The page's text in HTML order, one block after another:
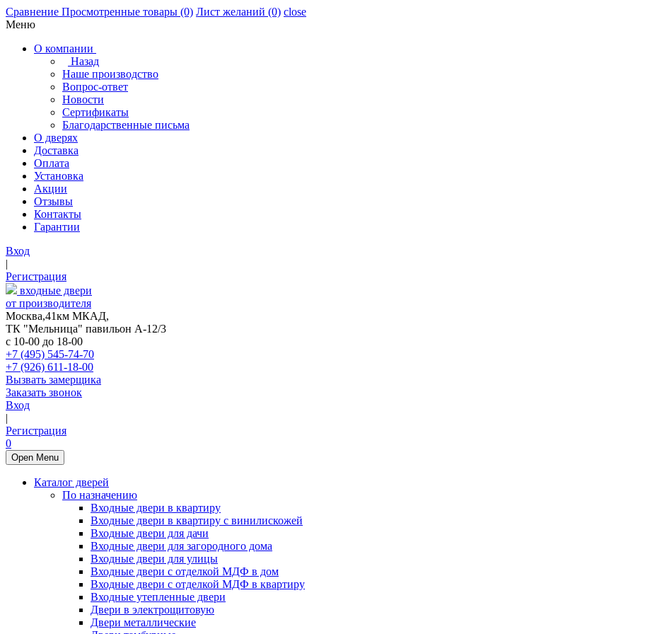
Сравнение Просмотренные товары (0) Лист желаний (0) close
Меню
О компании
Назад
Наше производство
Вопрос-ответ
Новости
Сертификаты
Благодарственные письма
О дверях
Доставка
Оплата
Установка
Акции
Отзывы
Контакты
Гарантии
Вход
|
Регистрация
входные двери
от производителя
Москва,41км МКАД,
ТК "Мельница" павильон А-12/3
с 10-00 до 18-00
+7 (495) 545-74-70
+7 (926) 611-18-00
Вызвать замерщика
Заказать звонок
Вход
|
Регистрация
0
Open Menu
Каталог дверей
По назначению
Входные двери в квартиру
Входные двери в квартиру с винилискожей
Входные двери для дачи
Входные двери для загородного дома
Входные двери для улицы
Входные двери с отделкой МДФ в дом
Входные двери с отделкой МДФ в квартиру
Входные утепленные двери
Двери в электрощитовую
Двери металлические